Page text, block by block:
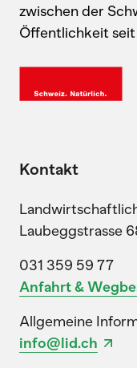
zwischen der
Öffentlichkeit
Kontakt
Laubeggstrasse
031 359 59 77
Anfahrt &
Allgemeine
info@lid.ch